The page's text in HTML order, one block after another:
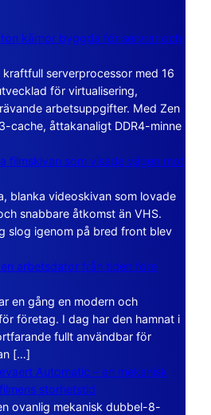
kärnor byggda för servrar och
serverprocessor med 16
för virtualisering,
arbetsuppgifter. Med Zen
cache, åttakanaligt DDR4-minne
filmskivan som visade vägen mot
blanka videoskivan som lovade
snabbare åtkomst än VHS.
slog igenom på bred front blev
arbetsdator från tiden före
en gång en modern och
företag. I dag har den hamnat i
fullt användbar för
[…]
Automatic – en mekanisk
storhetstid
ovanlig mekanisk dubbel-8-